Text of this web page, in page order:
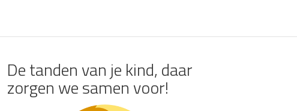
De tanden van je kind, daar
zorgen we samen voor!